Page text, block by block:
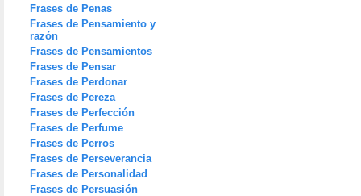
Frases de Penas
Frases de Pensamiento y
razón
Frases de Pensamientos
Frases de Pensar
Frases de Perdonar
Frases de Pereza
Frases de Perfección
Frases de Perfume
Frases de Perros
Frases de Perseverancia
Frases de Personalidad
Frases de Persuasión